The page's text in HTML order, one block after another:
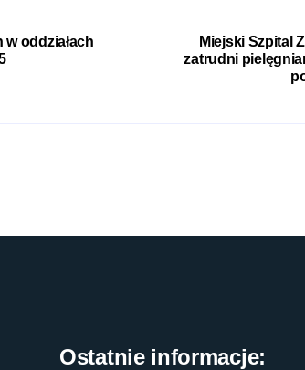
oddziałach
Miejski Szpital
zatrudni
Ostatnie informacje: